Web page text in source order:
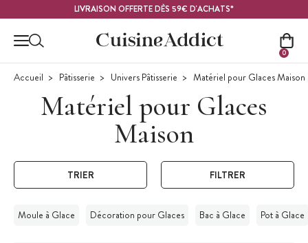
LIVRAISON OFFERTE DÈS 59€ D'ACHATS*
0
Accueil Pâtisserie Univers Pâtisserie Matériel pour Glaces Maison
Matériel pour Glaces
Maison
TRIER FILTRER
Moule à Glace Décoration pour Glaces Bac à Glace Pot à Glace